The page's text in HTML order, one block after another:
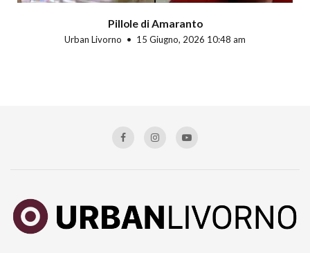
Pillole di Amaranto
Urban Livorno 15 Giugno, 2026 10:48 am